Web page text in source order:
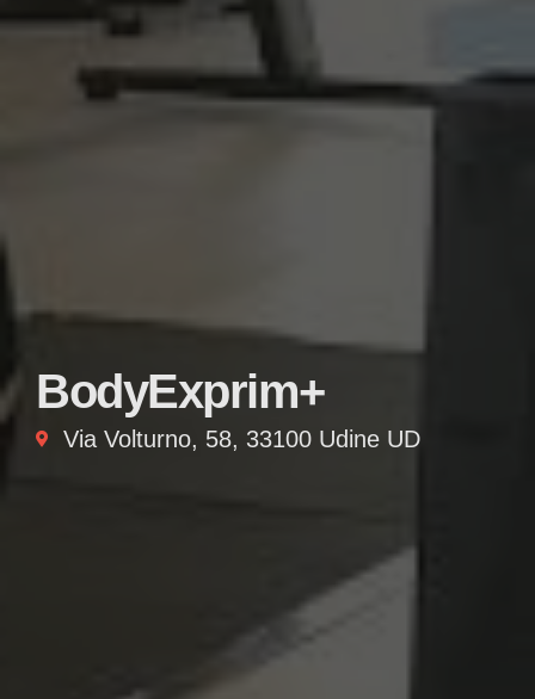
BodyExprim+
Via Volturno, 58, 33100 Udine UD